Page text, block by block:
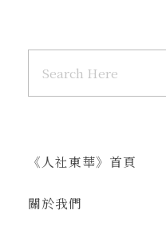
《人社東華》首頁
關於我們